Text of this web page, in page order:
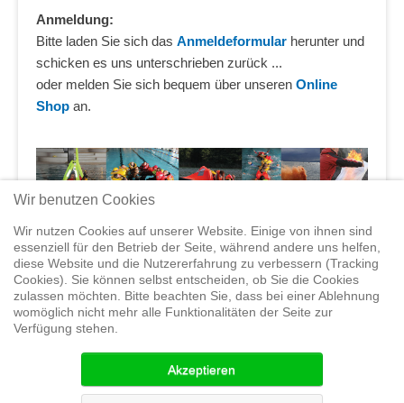
Anmeldung:
Bitte laden Sie sich das Anmeldeformular herunter und
schicken es uns unterschrieben zurück ...
oder melden Sie sich bequem über unseren Online
Shop an.
Vorheriger Event
Home Shop Trainings Segeltörns Service
Elvstrøm
Sails Yachthandel Sicherheit auf
See
Seminare
© 2015 Segelwelt
Wir benutzen Cookies
Wir nutzen Cookies auf unserer Website. Einige von ihnen sind
essenziell für den Betrieb der Seite, während andere uns helfen,
diese Website und die Nutzererfahrung zu verbessern (Tracking
Cookies). Sie können selbst entscheiden, ob Sie die Cookies
zulassen möchten. Bitte beachten Sie, dass bei einer Ablehnung
womöglich nicht mehr alle Funktionalitäten der Seite zur
Verfügung stehen.
Akzeptieren